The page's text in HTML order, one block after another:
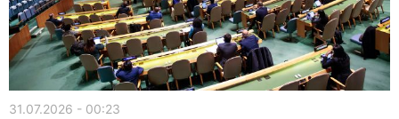
31.07.2026 - 00:23